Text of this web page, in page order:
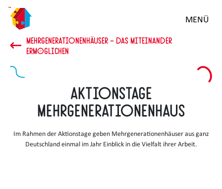
Zum
Hauptinhalt
springen
MENÜ
MEHRGENERATIONENHÄUSER – DAS MITEINANDER
ERMÖGLICHEN
Aktionstage
Mehrgenerationenhaus
Im Rahmen der Aktionstage geben Mehrgenerationenhäuser aus ganz
Deutschland einmal im Jahr Einblick in die Vielfalt ihrer Arbeit.